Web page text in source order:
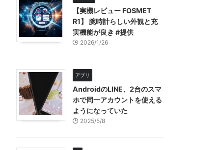
【実機レビュー FOSMET
R1】 腕時計らしい外観と充
実機能が良き #提供
2026/1/26
アプリ
AndroidのLINE、2台のスマ
ホで同一アカウントを使える
ようになっていた
2025/5/8